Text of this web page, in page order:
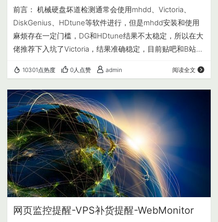
前言： 机械硬盘坏道检测通常会使用mhdd、Victoria、
DiskGenius、HDtune等软件进行，但是mhdd安装和使用
麻烦存在一定门槛，DG和HDtune结果不太稳定，所以在大
佬推荐下入坑了Victoria，结果准确稳定，目前贴吧和B站都
文和大家分享。 (已更新sas扫描方法，见4.5)
Victoria5.3.7下载 ：Victoria 使用教程 正式开始： 1、下载
后解压缩、管理员模式打开程序Victoria.exe（电…
10301点热度 0人点赞 admin 阅读全文
网页监控提醒-VPS补货提醒-WebMonitor